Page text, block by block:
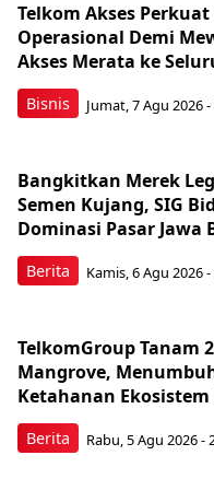
Bisnis
Telkom Akses
Operasional Demi
Akses Merata ke
Jumat, 7 Agu 2026 -
Berita
Bangkitkan Merek
Semen Kujang, SIG
Dominasi Pasar Jawa
Kamis, 6 Agu 2026 -
Berita
TelkomGroup Tanam
Mangrove,
Ketahanan Ekosistem
Rabu, 5 Agu 2026 -